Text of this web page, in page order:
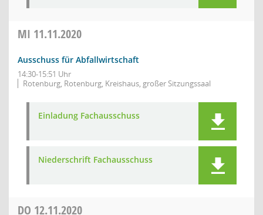
MI 11.11.2020
Ausschuss für Abfallwirtschaft
14:30-15:51 Uhr
Rotenburg, Rotenburg, Kreishaus, großer Sitzungssaal
Einladung Fachausschuss
Niederschrift Fachausschuss
DO 12.11.2020